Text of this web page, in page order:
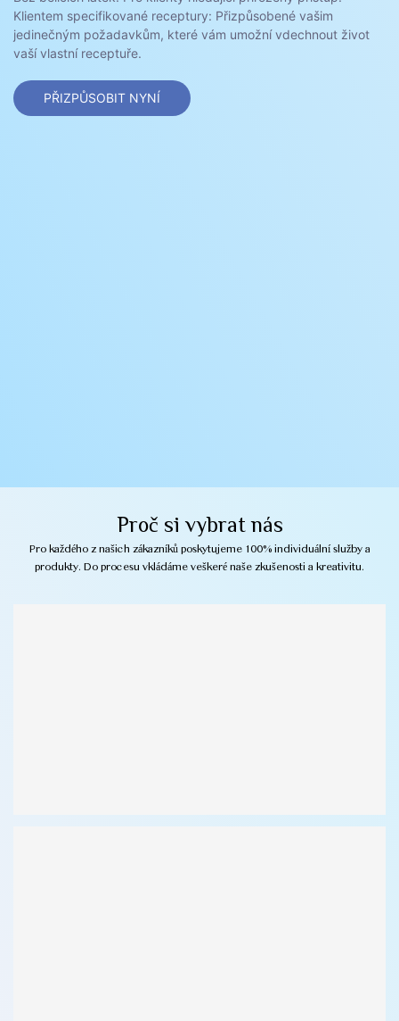
Klientem specifikované receptury: Přizpůsobené vašim
jedinečným požadavkům, které vám umožní vdechnout život
vaší vlastní receptuře.
PŘIZPŮSOBIT NYNÍ
Proč si vybrat nás
Pro každého z našich zákazníků poskytujeme 100% individuální služby a
produkty. Do procesu vkládáme veškeré naše zkušenosti a kreativitu.